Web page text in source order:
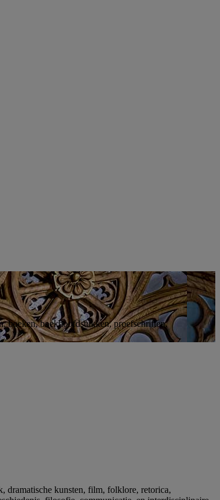
boeken, boekhoofdstukken, proefschriften,
dramatische kunsten, film, folklore, retorica,